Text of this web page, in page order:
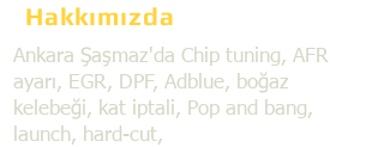
Hakkımızda
Ankara Şaşmaz'da Chip tuning, AFR
ayarı, EGR, DPF, Adblue, boğaz
kelebeği, kat iptali, Pop and bang,
launch, hard-cut,